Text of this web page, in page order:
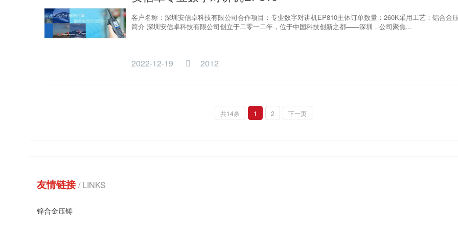
客户名称：深圳安信卓科技有限公司合作项目：专业数字对讲机EP810主体订单数量：260K采用工艺：铝合金
简介 深圳安信卓科技有限公司创立于二零一二年，位于中国科技创新之都——深圳，公司聚焦...
2022-12-19 2012
共14条 1 2 下一页
友情链接/ LINKS
锌合金压铸